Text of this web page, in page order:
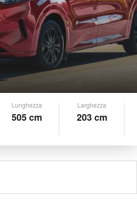
Lunghezza
505 cm
Larghezza
203 cm